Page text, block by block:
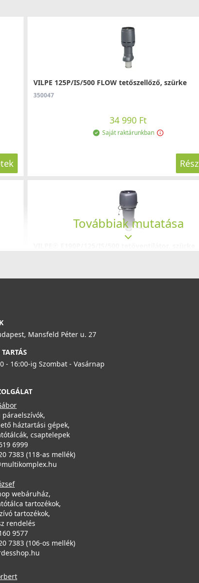
VILPE 125P/IS/500 FLOW tetőszellőző, szürke
350047
34 990 Ft
Saját raktárunkban
350257
Továbbiak mutatása
Mansfeld Péter u. 27
- 16:00-ig Szombat - Vasárnap
páraelszívók,
háztartási gépek,
csaptelepek
6999
7383 (118-as mellék)
webáruház,
tartozékok,
tartozékok,
rendelés
9577
7383 (106-os mellék)